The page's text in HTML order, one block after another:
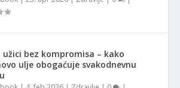
užici bez kompromisa – kako
ulje obogaćuje svakodnevnu